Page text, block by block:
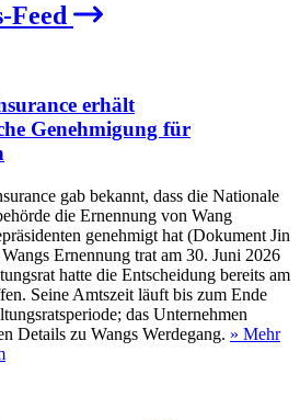
Feed
erhält
Genehmigung für
gab bekannt, dass die Nationale
die Ernennung von Wang
genehmigt hat (Dokument Jin
Ernennung trat am 30. Juni 2026
hatte die Entscheidung bereits am
Seine Amtszeit läuft bis zum Ende
das Unternehmen
Details zu Wangs Werdegang. » Mehr